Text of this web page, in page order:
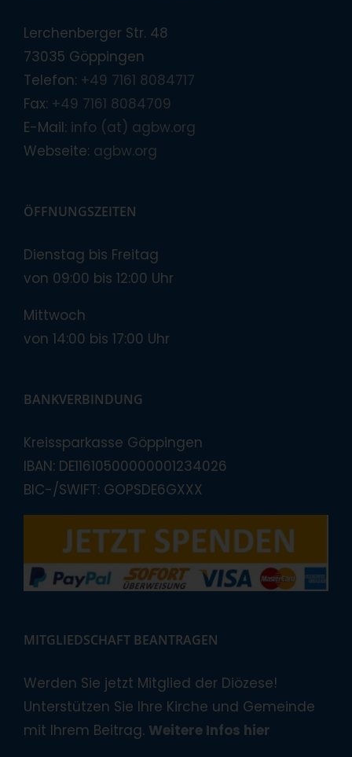
Lerchenberger Str. 48
73035 Göppingen
Telefon: +49 7161 8084717
Fax: +49 7161 8084709
E-Mail: info (at) agbw.org
Webseite: agbw.org
ÖFFNUNGSZEITEN
Dienstag bis Freitag
von 09:00 bis 12:00 Uhr
Mittwoch
von 14:00 bis 17:00 Uhr
BANKVERBINDUNG
Kreissparkasse Göppingen
IBAN: DE11610500000001234026
BIC-/SWIFT: GOPSDE6GXXX
MITGLIEDSCHAFT BEANTRAGEN
Werden Sie jetzt Mitglied der Diözese!
Unterstützen Sie Ihre Kirche und Gemeinde
mit Ihrem Beitrag. Weitere Infos hier